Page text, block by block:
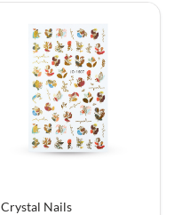
Crystal Nails